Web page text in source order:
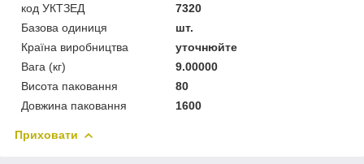
код УКТЗЕД
7320
Базова одиниця
шт.
Країна виробництва
уточнюйте
Вага (кг)
9.00000
Висота паковання
80
Довжина паковання
1600
Приховати